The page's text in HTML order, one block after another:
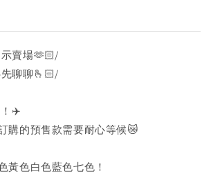
賣場🫶🏻/
聊聊🫰🏻/
！✈️
購的預售款需要耐心等候😿
黃色白色藍色七色！